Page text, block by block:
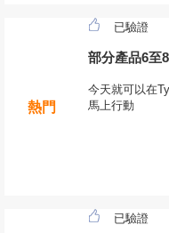
熱門
已驗證
部分產品6至
今天就可以在
馬上行動
已驗證